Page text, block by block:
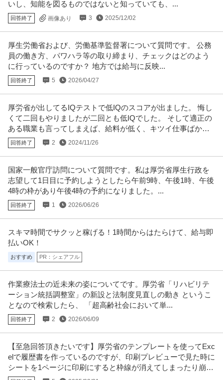
いし、知能を図るものではないと知っていても、...
回答終了 画像あり 3 2025/12/02
厚生労働省および、労働基準監督署について質問です。 公務
員の働き方、パワハラ等の取り締まり、チェックはどのよう
に行っているのですか？ 地方では給与に反映...
回答終了 5 2026/04/27
厚労省が出してるIQテストで低IQのスコアが出ました。 悔し
くて二回もやりましたが二回とも低IQでした。 そして適正の
ある職業も言ってしまえば、給料が低く、キツイ仕事ばかり
でいやになりました。
回答終了 2 2024/11/26
国家一般官庁訪問について質問です。私は厚労省厚生行政を
志望して1日目に予約しようとしたら午前9時、午後1時、午後
4時の枠があり午後4時の予約になりました。...
回答終了 1 2026/06/26
スキマ時間でサクッと稼げる！1時間からはたらけて、給与即
払いOK！
おすすめ PR：シェアフル
作業療法士の近未来の姿についてです。厚労省「リハビリテ
ーション統括調整室」の新設と法制度見直しの動き というこ
となので検索したら、 「超高齢社会において単...
回答終了 2 2026/06/09
【至急回答頂きたいです】厚労省のテンプレートを使ってExc
elで履歴書を作っているのですが、印刷プレビューで見た時に
シートを1ページに印刷にすると枠線が消えてしまったり崩れ
てしまい、